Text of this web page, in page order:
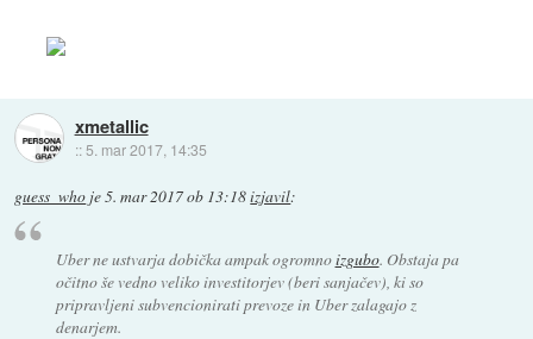
xmetallic
:: 5. mar 2017, 14:35
guess_who je5. mar 2017 ob 13:18izjavil:
Uber ne ustvarja dobička ampak ogromnoizgubo. Obstaja pa
očitno še vedno veliko investitorjev (beri sanjačev), ki so
pripravljeni subvencionirati prevoze in Uber zalagajo z
denarjem.